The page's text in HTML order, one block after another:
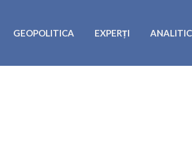
GEOPOLITICA EXPERȚI